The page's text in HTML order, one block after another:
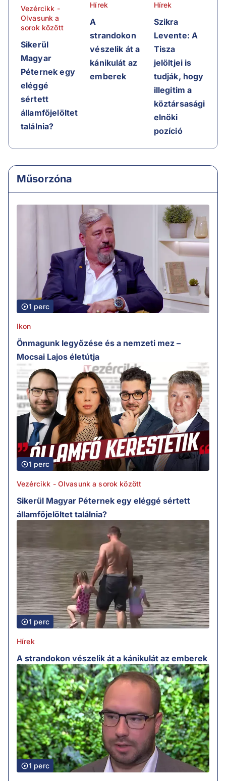
Vezércikk -
Olvasunk a
sorok között
Sikerül
Magyar
Péternek egy
eléggé
sértett
államfőjelöltet
találnia?
Hírek
A
strandokon
vészelik át a
kánikulát az
emberek
Hírek
Szikra
Levente: A
Tisza
jelöltjei is
tudják, hogy
illegitim a
köztársasági
elnöki
pozíció
Műsorzóna
1 perc
Ikon
Önmagunk legyőzése és a nemzeti mez –
Mocsai Lajos életútja
1 perc
Vezércikk - Olvasunk a sorok között
Sikerül Magyar Péternek egy eléggé sértett
államfőjelöltet találnia?
1 perc
Hírek
A strandokon vészelik át a kánikulát az emberek
1 perc